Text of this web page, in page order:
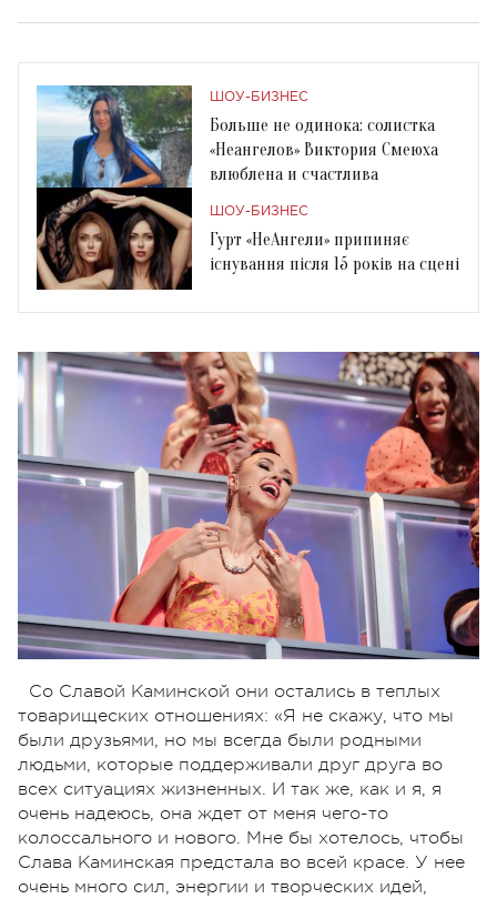
ШОУ-БИЗНЕС
Больше не одинока: солистка
«Неангелов» Виктория Смеюха
влюблена и счастлива
ШОУ-БИЗНЕС
Гурт «НеАнгели» припиняє
існування після 15 років на сцені
Со Славой Каминской они остались в теплых
товарищеских отношениях: «Я не скажу, что мы
были друзьями, но мы всегда были родными
людьми, которые поддерживали друг друга во
всех ситуациях жизненных. И так же, как и я, я
очень надеюсь, она ждет от меня чего-то
колоссального и нового. Мне бы хотелось, чтобы
Слава Каминская предстала во всей красе. У нее
очень много сил, энергии и творческих идей,